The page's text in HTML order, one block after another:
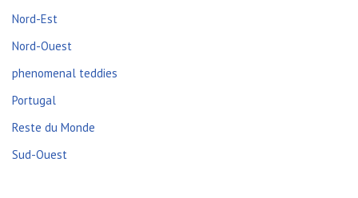
Nord-Est
Nord-Ouest
phenomenal teddies
Portugal
Reste du Monde
Sud-Ouest